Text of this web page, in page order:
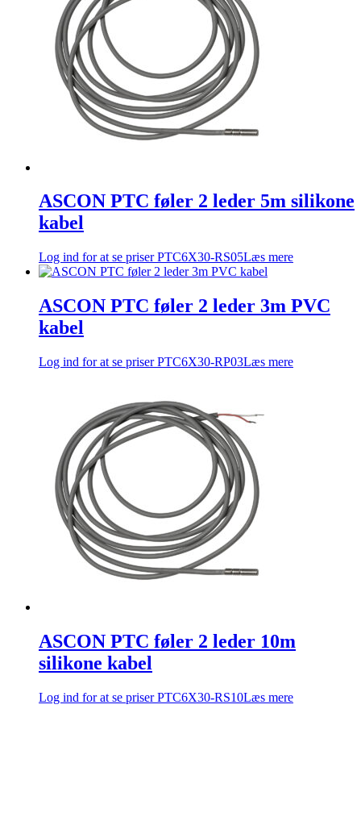
ASCON PTC føler 2 leder 5m silikone
kabel
Log ind for at se priserPTC6X30-RS05Læs mere
ASCON PTC føler 2 leder 3m PVC
kabel
Log ind for at se priserPTC6X30-RP03Læs mere
ASCON PTC føler 2 leder 10m
silikone kabel
Log ind for at se priserPTC6X30-RS10Læs mere